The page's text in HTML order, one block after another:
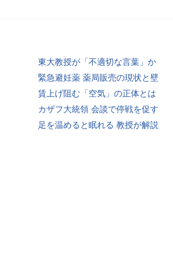
東大教授が「不適切な言葉」か
緊急避妊薬 薬局販売の現状と壁
賃上げ阻む「空気」の正体とは
カザフ大統領 会談で停戦を促す
足を温めると眠れる 教授が解説